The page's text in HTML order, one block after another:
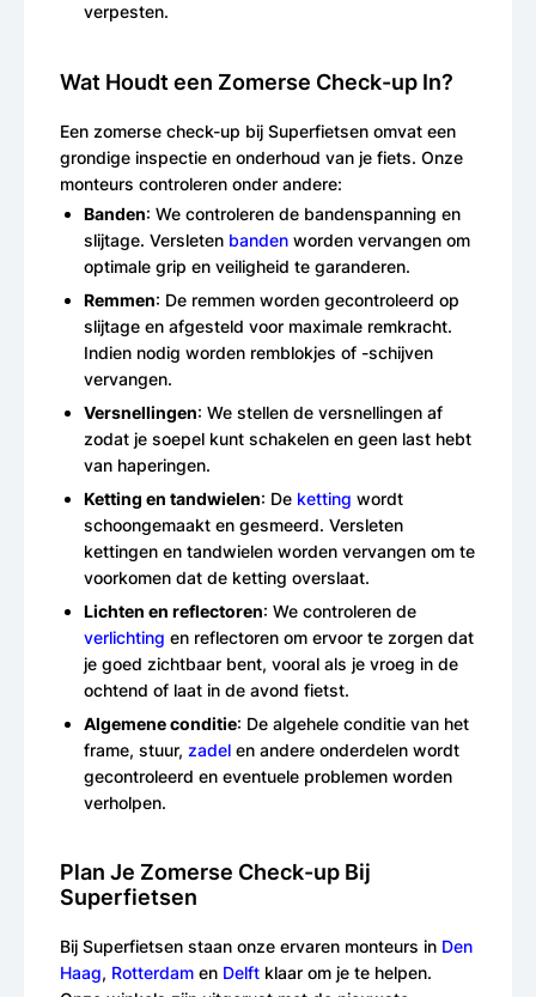
verpesten.
Wat Houdt een Zomerse Check-up In?
Een zomerse check-up bij Superfietsen omvat een
grondige inspectie en onderhoud van je fiets. Onze
monteurs controleren onder andere:
Banden: We controleren de bandenspanning en
slijtage. Versleten banden worden vervangen om
optimale grip en veiligheid te garanderen.
Remmen: De remmen worden gecontroleerd op
slijtage en afgesteld voor maximale remkracht.
Indien nodig worden remblokjes of -schijven
vervangen.
Versnellingen: We stellen de versnellingen af
zodat je soepel kunt schakelen en geen last hebt
van haperingen.
Ketting en tandwielen: De ketting wordt
schoongemaakt en gesmeerd. Versleten
kettingen en tandwielen worden vervangen om te
voorkomen dat de ketting overslaat.
Lichten en reflectoren: We controleren de
verlichting en reflectoren om ervoor te zorgen dat
je goed zichtbaar bent, vooral als je vroeg in de
ochtend of laat in de avond fietst.
Algemene conditie: De algehele conditie van het
frame, stuur, zadel en andere onderdelen wordt
gecontroleerd en eventuele problemen worden
verholpen.
Plan Je Zomerse Check-up Bij
Superfietsen
Bij Superfietsen staan onze ervaren monteurs in Den
Haag, Rotterdam en Delft klaar om je te helpen.